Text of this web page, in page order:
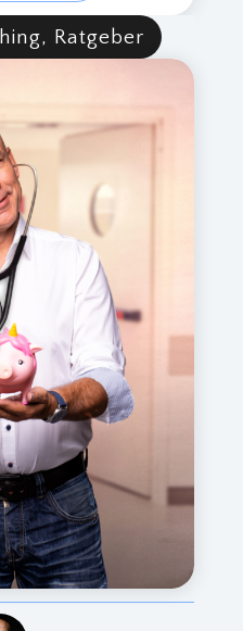
Ratgeber